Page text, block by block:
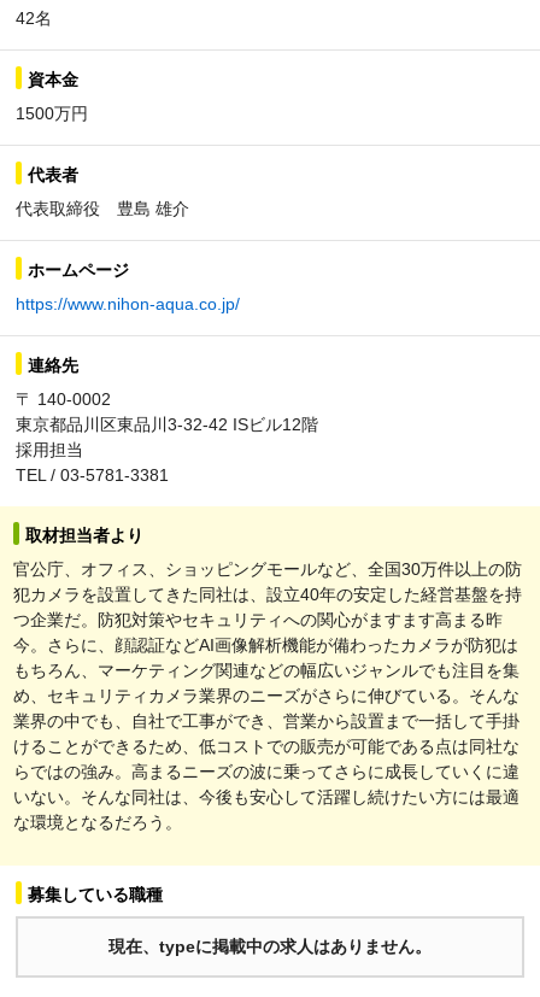
42名
資本金
1500万円
代表者
代表取締役 豊島 雄介
ホームページ
https://www.nihon-aqua.co.jp/
連絡先
〒 140-0002
東京都品川区東品川3-32-42 ISビル12階
採用担当
TEL / 03-5781-3381
取材担当者より
官公庁、オフィス、ショッピングモールなど、全国30万件以上の防
犯カメラを設置してきた同社は、設立40年の安定した経営基盤を持
つ企業だ。防犯対策やセキュリティへの関心がますます高まる昨
今。さらに、顔認証などAI画像解析機能が備わったカメラが防犯は
もちろん、マーケティング関連などの幅広いジャンルでも注目を集
め、セキュリティカメラ業界のニーズがさらに伸びている。そんな
業界の中でも、自社で工事ができ、営業から設置まで一括して手掛
けることができるため、低コストでの販売が可能である点は同社な
らではの強み。高まるニーズの波に乗ってさらに成長していくに違
いない。そんな同社は、今後も安心して活躍し続けたい方には最適
な環境となるだろう。
募集している職種
現在、typeに掲載中の求人はありません。